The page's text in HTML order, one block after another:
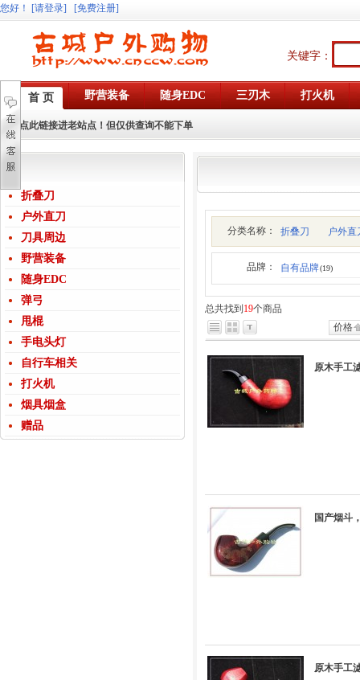
您好 ！ [请登录] [免费注册]
关键字：
首 页 野营装备 随身EDC 三刃木 打火机
点此链接进老站点！但仅供查询不能下单
折叠刀
户外直刀
刀具周边
野营装备
随身EDC
弹弓
甩棍
手电头灯
自行车相关
打火机
烟具烟盒
赠品
分类名称： 折叠刀 户外直
品牌： 自有品牌(19)
总共找到 19个商品
价格
原木手工
国产烟斗
原木手工